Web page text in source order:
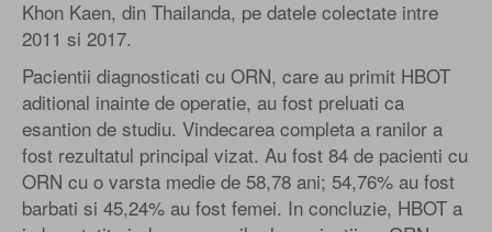
Khon Kaen, din Thailanda, pe datele colectate intre
2011 si 2017.
Pacientii diagnosticati cu ORN, care au primit HBOT
aditional inainte de operatie, au fost preluati ca
esantion de studiu. Vindecarea completa a ranilor a
fost rezultatul principal vizat. Au fost 84 de pacienti cu
ORN cu o varsta medie de 58,78 ani; 54,76% au fost
barbati si 45,24% au fost femei. In concluzie, HBOT a